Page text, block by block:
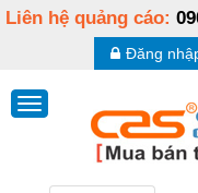
Liên hệ quảng cáo:
Đăng